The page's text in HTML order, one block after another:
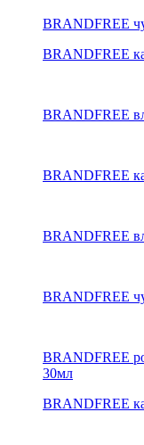
BRANDFREE
BRANDFREE
BRANDFREE
BRANDFREE
BRANDFREE
BRANDFREE
BRANDFREE
30мл
BRANDFREE